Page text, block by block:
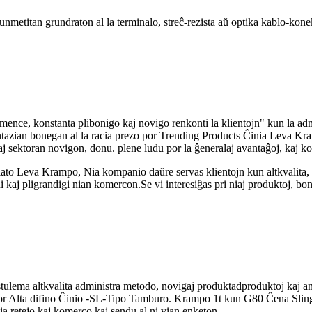
grundraton al la terminalo, streĉ-rezista aŭ optika kablo-
konstanta plibonigo kaj novigo renkonti la klientojn" kun la
bonegan al la racia prezo por Trending Products Ĉinia Leva
novigon, donu. plene ludu por la ĝeneralaj avantaĝoj, kaj
Leva Krampo, Nia kompanio daŭre servas klientojn kun
kaj pligrandigi nian komercon.Se vi interesiĝas pri niaj produktoj,
altkvalita administra metodo, novigaj produktadproduktoj kaj
Alta difino Ĉinio -SL-Tipo Tamburo. Krampo 1t kun G80 Ĉena